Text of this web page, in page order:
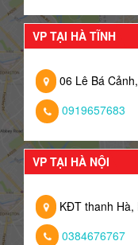
VP TẠI HÀ TĨNH
06 Lê Bá
0919657683
VP TẠI HÀ NỘI
KĐT thanh
0384676767